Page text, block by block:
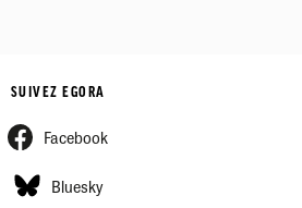
SUIVEZ EGORA
Facebook
Bluesky